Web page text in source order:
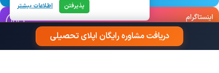
دریافت مشاوره رایگان اپلای تحصیلی
اینستاگرام
@apply_mohajer
پذیرفتن اطلاعات بیشتر